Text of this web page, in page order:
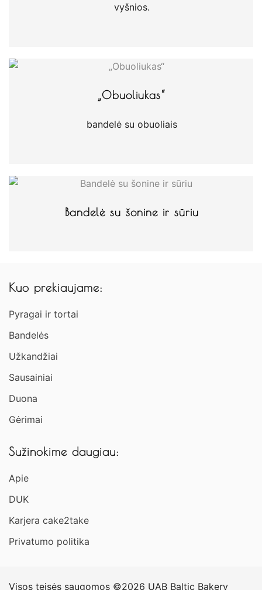
vyšnios.
„Obuoliukas“
bandelė su obuoliais
Bandelė su šonine ir sūriu
Kuo prekiaujame:
Pyragai ir tortai
Bandelės
Užkandžiai​
Sausainiai
Duona
Gėrimai
Sužinokime daugiau:
Apie
DUK
Karjera cake2take
Privatumo politika
Visos teisės saugomos ©2026 UAB Baltic Bakery